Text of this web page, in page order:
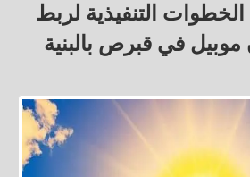
الخطوات التنفيذية لربط
في قبرص بالبنية